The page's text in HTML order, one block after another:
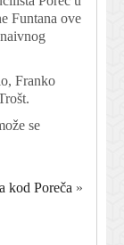
Funtana ove
Franko
se
kod Poreča »